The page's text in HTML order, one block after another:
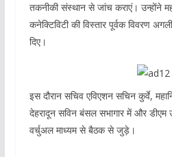
तकनीकी संस्थान से जांच कराएं। उन्होंने
कनेक्टिविटी की विस्तार पूर्वक विवरण
दिए।
इस दौरान सचिव एविएशन सचिन कुर्वे,
देहरादून सविन बंसल सभागार में और डीएम
वर्चुअल माध्यम से बैठक से जुड़े।